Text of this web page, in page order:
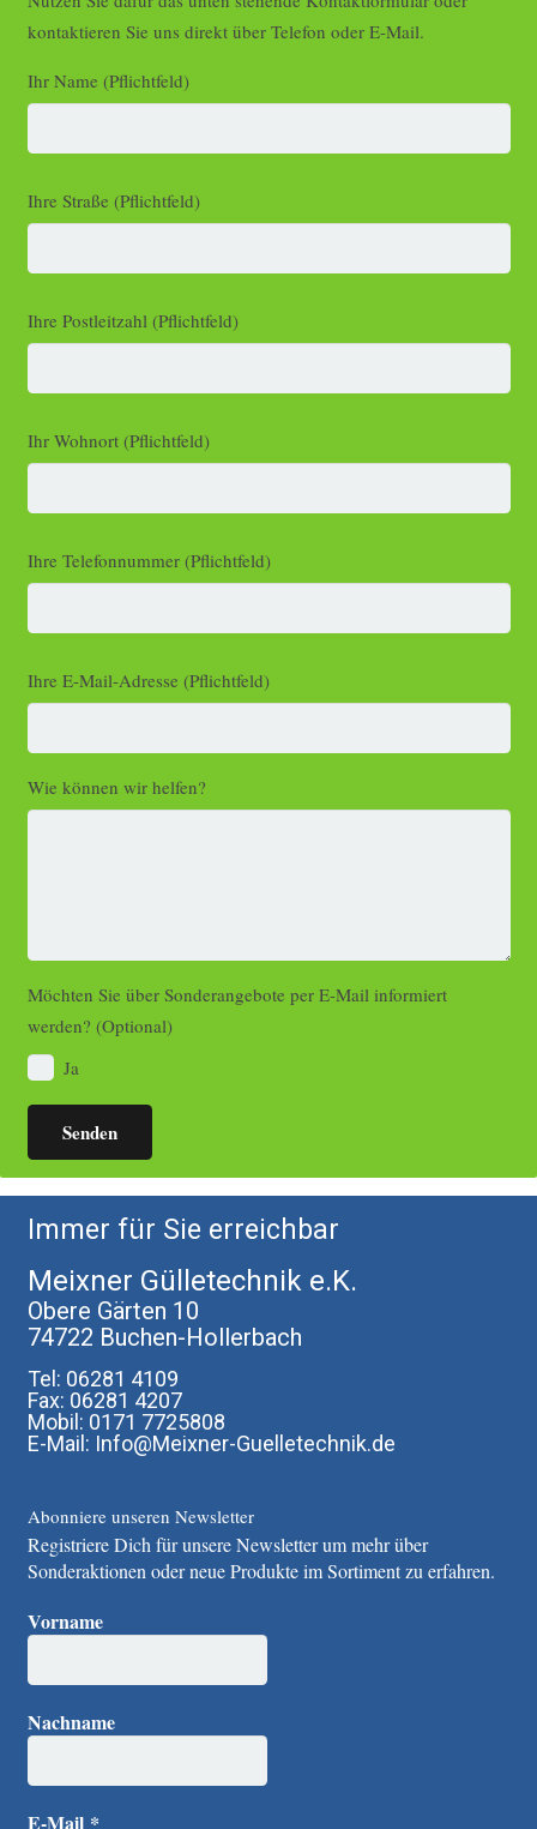
kontaktieren Sie uns direkt über Telefon oder E-Mail.
Ihr Name (Pflichtfeld)
Ihre Straße (Pflichtfeld)
Ihre Postleitzahl (Pflichtfeld)
Ihr Wohnort (Pflichtfeld)
Ihre Telefonnummer (Pflichtfeld)
Ihre E-Mail-Adresse (Pflichtfeld)
Wie können wir helfen?
Möchten Sie über Sonderangebote per E-Mail informiert
werden? (Optional)
Ja
Immer für Sie erreichbar
Meixner Gülletechnik e.K.
Obere Gärten 10
74722 Buchen-Hollerbach
Tel: 06281 4109
Fax: 06281 4207
Mobil: 0171 7725808
E-Mail: Info@Meixner-Guelletechnik.de
Abonniere unseren Newsletter
Registriere Dich für unsere Newsletter um mehr über
Sonderaktionen oder neue Produkte im Sortiment zu erfahren.
Vorname
Nachname
E-Mail *